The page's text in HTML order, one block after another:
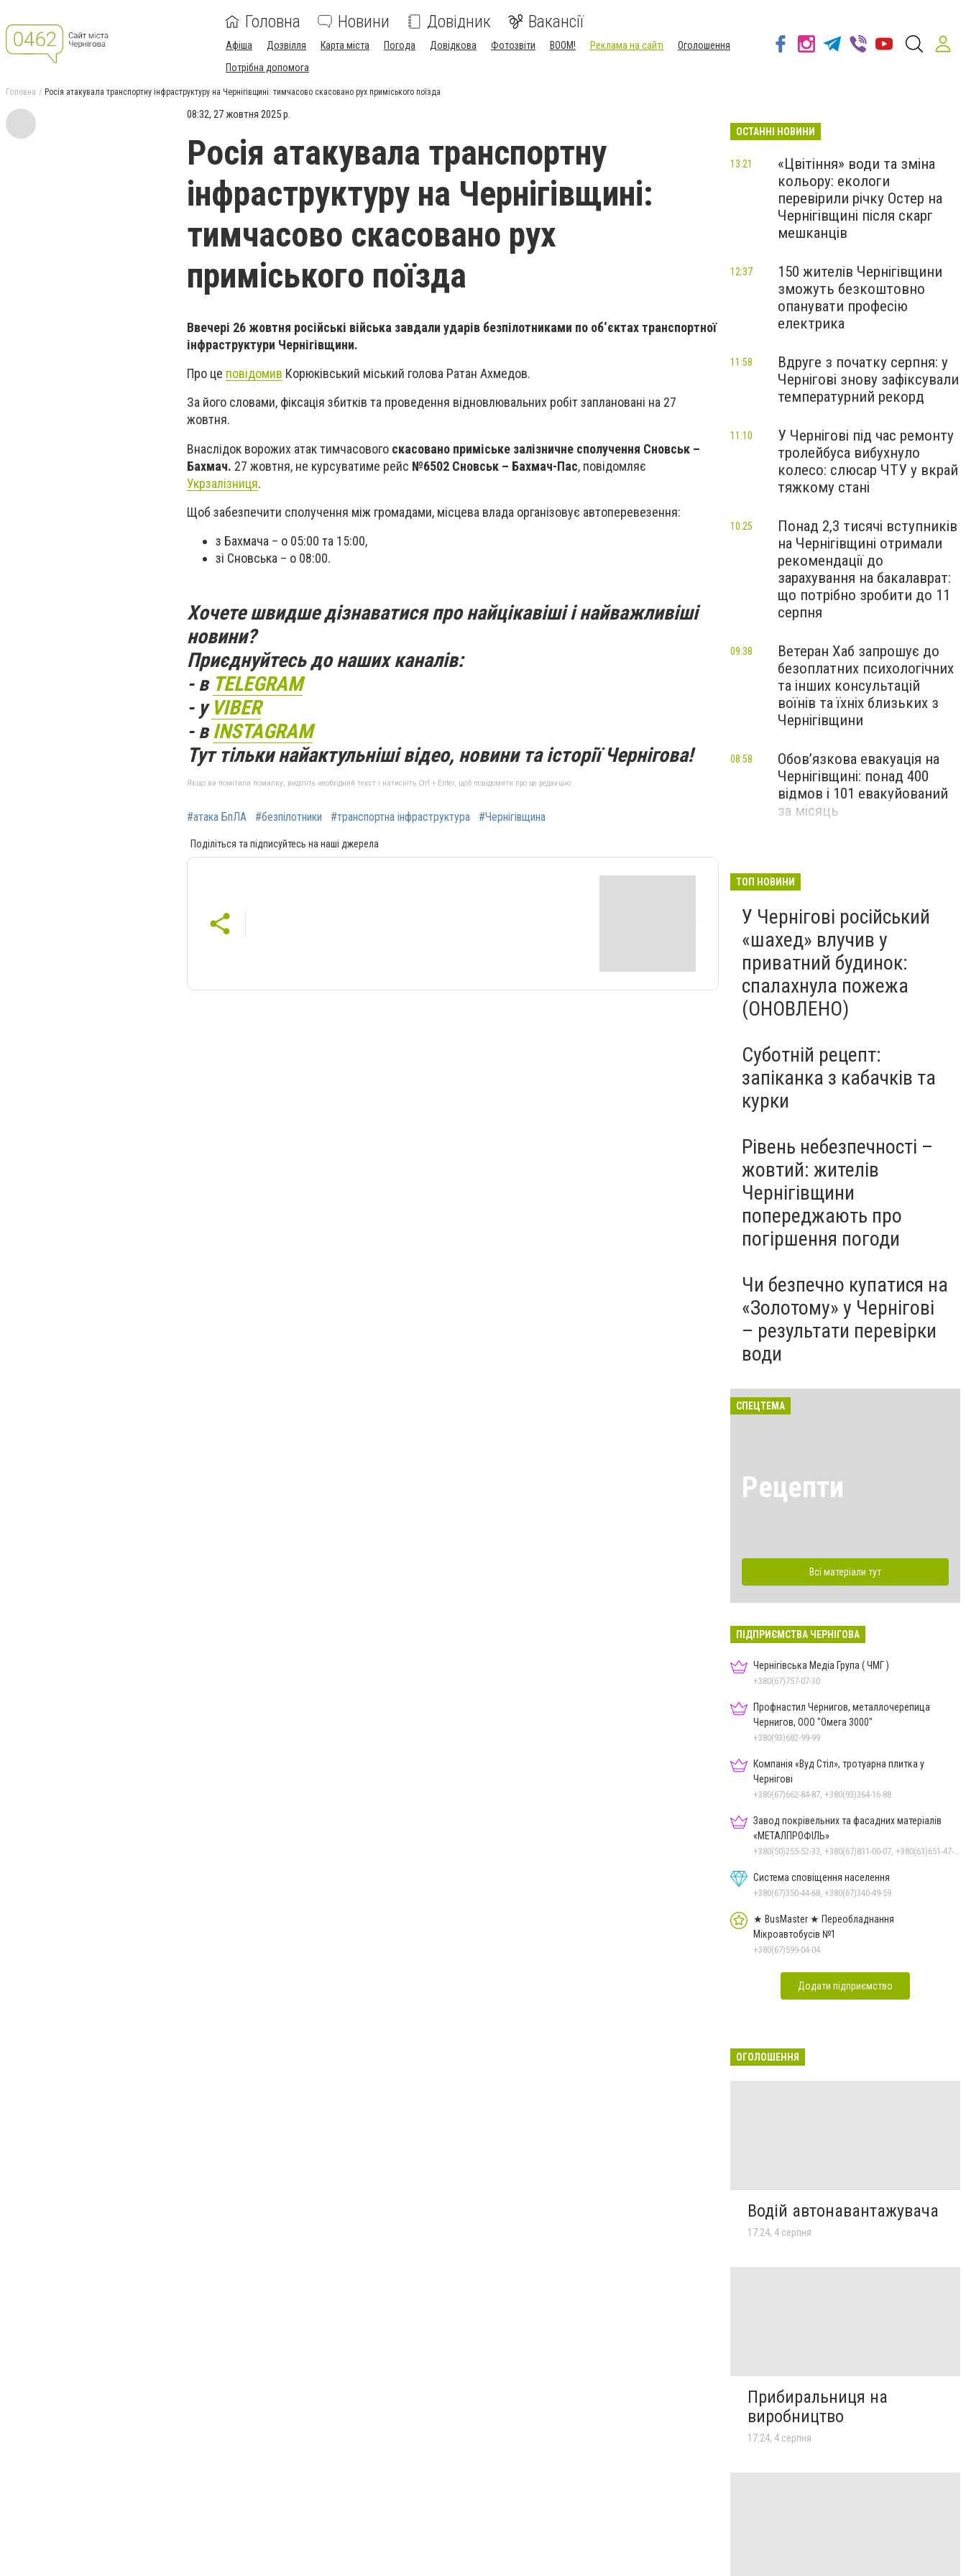
Головна Новини Довідник Вакансії
Афіша Дозвілля Карта міста Погода Довідкова Фотозвіти BOOM! Реклама на сайті
Оголошення
Потрібна допомога
Головна Росія атакувала транспортну інфраструктуру на Чернігівщині: тимчасово скасовано рух приміського поїзда
08:32, 27 жовтня 2025 р.
Росія атакувала транспортну
інфраструктуру на Чернігівщині:
тимчасово скасовано рух
приміського поїзда
Ввечері 26 жовтня російські війська завдали ударів безпілотниками по об‘єктах транспортної
інфраструктури Чернігівщини.
Про це повідомив Корюківський міський голова Ратан Ахмедов.
За його словами, фіксація збитків та проведення відновлювальних робіт заплановані на 27
жовтня.
Внаслідок ворожих атак тимчасового скасовано приміське залізничне сполучення Сновськ –
Бахмач. 27 жовтня, не курсуватиме рейс №6502 Сновськ – Бахмач-Пас, повідомляє
Укрзалізниця.
Щоб забезпечити сполучення між громадами, місцева влада організовує автоперевезення:
з Бахмача – о 05:00 та 15:00,
зі Сновська – о 08:00.
Хочете швидше дізнаватися про найцікавіші і найважливіші
новини?
Приєднуйтесь до наших каналів:
- в TELEGRAM
- у VIBER
- вINSTAGRAM
Тут тільки найактульніші відео, новини та історії Чернігова!
Якщо ви помітили помилку, виділіть необхідний текст і натисніть Ctrl + Enter, щоб повідомити про це редакцію
#атака БпЛА #безпілотники #транспортна інфраструктура #Чернігівщина
Поділіться та підписуйтесь на наші джерела
ОСТАННІ НОВИНИ
«Цвітіння» води та зміна
кольору: екологи
перевірили річку Остер на
Чернігівщині після скарг
мешканців
13:21
150 жителів Чернігівщини
зможуть безкоштовно
опанувати професію
електрика
12:37
Вдруге з початку серпня: у
Чернігові знову зафіксували
температурний рекорд
11:58
У Чернігові під час ремонту
тролейбуса вибухнуло
колесо: слюсар ЧТУ у вкрай
тяжкому стані
11:10
Понад 2,3 тисячі вступників
на Чернігівщині отримали
рекомендації до
зарахування на бакалаврат:
що потрібно зробити до 11
серпня
10:25
Ветеран Хаб запрошує до
безоплатних психологічних
та інших консультацій
воїнів та їхніх близьких з
Чернігівщини
09:38
Обов’язкова евакуація на
Чернігівщині: понад 400
відмов і 101 евакуйований
за місяць
08:58
тисяч тонн зерна та 190
ТОП НОВИНИ
У Чернігові російський
«шахед» влучив у
приватний будинок:
спалахнула пожежа
(ОНОВЛЕНО)
Суботній рецепт:
запіканка з кабачків та
курки
Рівень небезпечності –
жовтий: жителів
Чернігівщини
попереджають про
погіршення погоди
Чи безпечно купатися на
«Золотому» у Чернігові
– результати перевірки
води
СПЕЦТЕМА
Рецепти
Всі матеріали тут
ПІДПРИЄМСТВА ЧЕРНІГОВА
Чернігівська Медіа Група ( ЧМГ )
+380(67)757-07-30
Профнастил Чернигов, металлочерепица
Чернигов, ООО "Омега 3000"
+380(93)682-99-99
Компанія «Вуд Стіл», тротуарна плитка у
Чернігові
+380(67)662-84-87, +380(93)364-16-88
Завод покрівельних та фасадних матеріалів
«МЕТАЛПРОФІЛЬ»
Система сповіщення населення
+380(67)350-44-68, +380(67)340-49-59
★ BusMaster ★ Переобладнання
Мікроавтобусів №1
+380(67)599-04-04
Додати підприємство
ОГОЛОШЕННЯ
Водій автонавантажувача
17:24, 4 серпня
Прибиральниця на
виробництво
17:24, 4 серпня